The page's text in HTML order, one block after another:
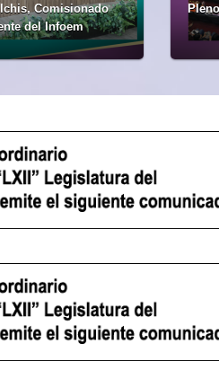
Comisionado
del Infoem